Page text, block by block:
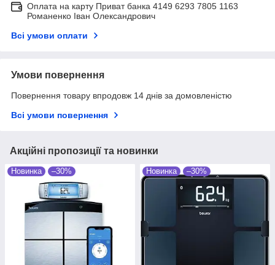
Оплата на карту Приват банка 4149 6293 7805 1163
Романенко Іван Олександрович
Всі умови оплати
Умови повернення
Повернення товару впродовж 14 днів за домовленістю
Всі умови повернення
Акційні пропозиції та новинки
Новинка –30% Новинка –30%